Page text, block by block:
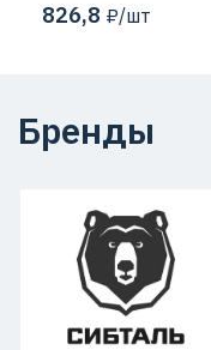
826,8 ₽/шт
Бренды